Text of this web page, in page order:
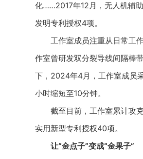
化……2017年12月，无人机辅
发明专利授权4项。
工作室成员注重从日常工作
作室曾研发双分裂导线间隔棒
下，2024年4月，工作室成员
小时缩短至10分钟。
截至目前，工作室累计攻克
实用新型专利授权40项。
让“金点子”变成“金果子”